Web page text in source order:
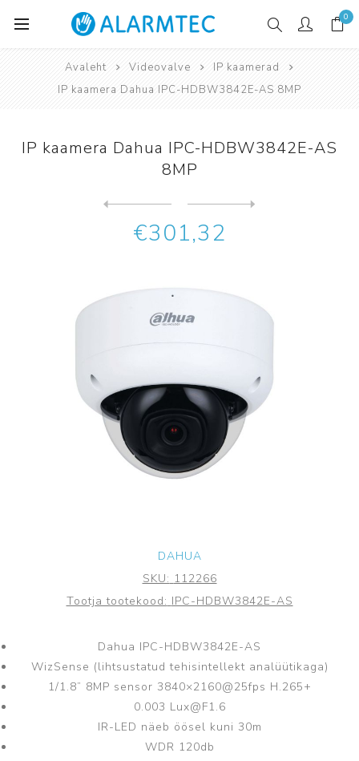
0
Avaleht Videovalve
IP kaamerad
IP kaamera Dahua IPC-HDBW3842E-AS 8MP
IP kaamera Dahua IPC-HDBW3842E-AS
8MP
€301,32
DAHUA
SKU: 112266
Tootja tootekood: IPC-HDBW3842E-AS
Dahua IPC-HDBW3842E-AS
WizSense (lihtsustatud tehisintellekt analüütikaga)
1/1.8” 8MP sensor 3840×2160@25fps H.265+
0.003 Lux@F1.6
IR-LED näeb öösel kuni 30m
WDR 120db